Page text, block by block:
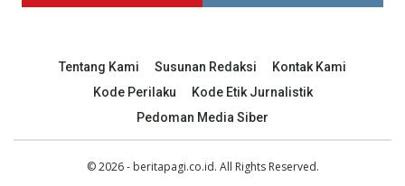
Tentang Kami Susunan Redaksi
Kontak Kami
Kode Perilaku
Kode Etik Jurnalistik
Pedoman Media Siber
© 2026 - beritapagi.co.id. All Rights Reserved.